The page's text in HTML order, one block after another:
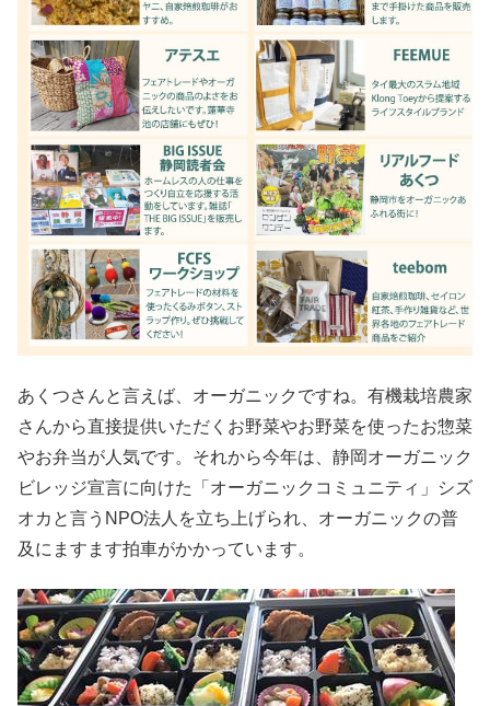
あくつさんと言えば、オーガニックですね。有機栽培農家
さんから直接提供いただくお野菜やお野菜を使ったお惣菜
やお弁当が人気です。それから今年は、静岡オーガニック
ビレッジ宣言に向けた「オーガニックコミュニティ」シズ
オカと言うNPO法人を立ち上げられ、オーガニックの普
及にますます拍車がかかっています。